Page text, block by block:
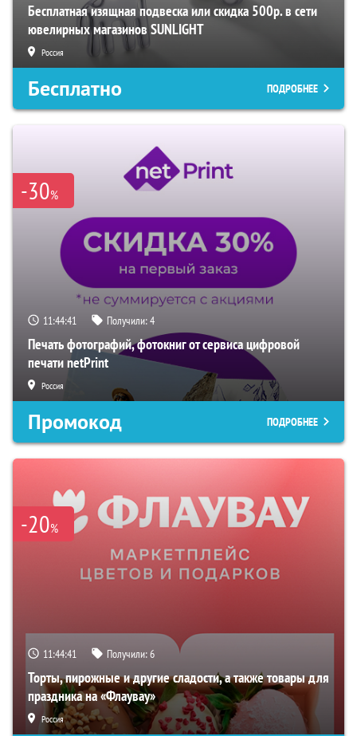
Бесплатная изящная подвеска или скидка 500р. в сети
ювелирных магазинов SUNLIGHT
Россия
Бесплатно ПОДРОБНЕЕ
-30%
11:44:40 Получили:4
Печать фотографий, фотокниг от сервиса цифровой
печати netPrint
Россия
Промокод ПОДРОБНЕЕ
-20%
11:44:40 Получили:6
Торты, пирожные и другие сладости, а также товары для
праздника на «Флаувау»
Россия